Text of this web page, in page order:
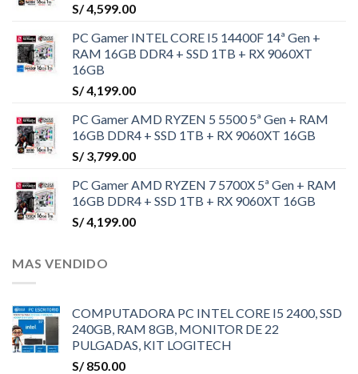
S/4,599.00
PC Gamer INTEL CORE I5 14400F 14ª Gen +
RAM 16GB DDR4 + SSD 1TB + RX 9060XT
16GB
S/4,199.00
PC Gamer AMD RYZEN 5 5500 5ª Gen + RAM
16GB DDR4 + SSD 1TB + RX 9060XT 16GB
S/3,799.00
PC Gamer AMD RYZEN 7 5700X 5ª Gen + RAM
16GB DDR4 + SSD 1TB + RX 9060XT 16GB
S/4,199.00
MAS VENDIDO
COMPUTADORA PC INTEL CORE I5 2400, SSD
240GB, RAM 8GB, MONITOR DE 22
PULGADAS, KIT LOGITECH
S/850.00